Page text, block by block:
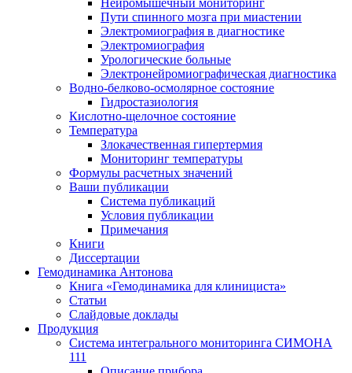
Нейромышечный мониторинг
Пути спинного мозга при миастении
Электромиография в диагностике
Электромиография
Урологические больные
Электронейромиографическая диагностика
Водно-белково-осмолярное состояние
Гидростазиология
Кислотно-щелочное состояние
Температура
Злокачественная гипертермия
Мониторинг температуры
Формулы расчетных значений
Ваши публикации
Система публикаций
Условия публикации
Примечания
Книги
Диссертации
Гемодинамика Антонова
Книга «Гемодинамика для клинициста»
Статьи
Слайдовые доклады
Продукция
Система интегрального мониторинга СИМОНА
111